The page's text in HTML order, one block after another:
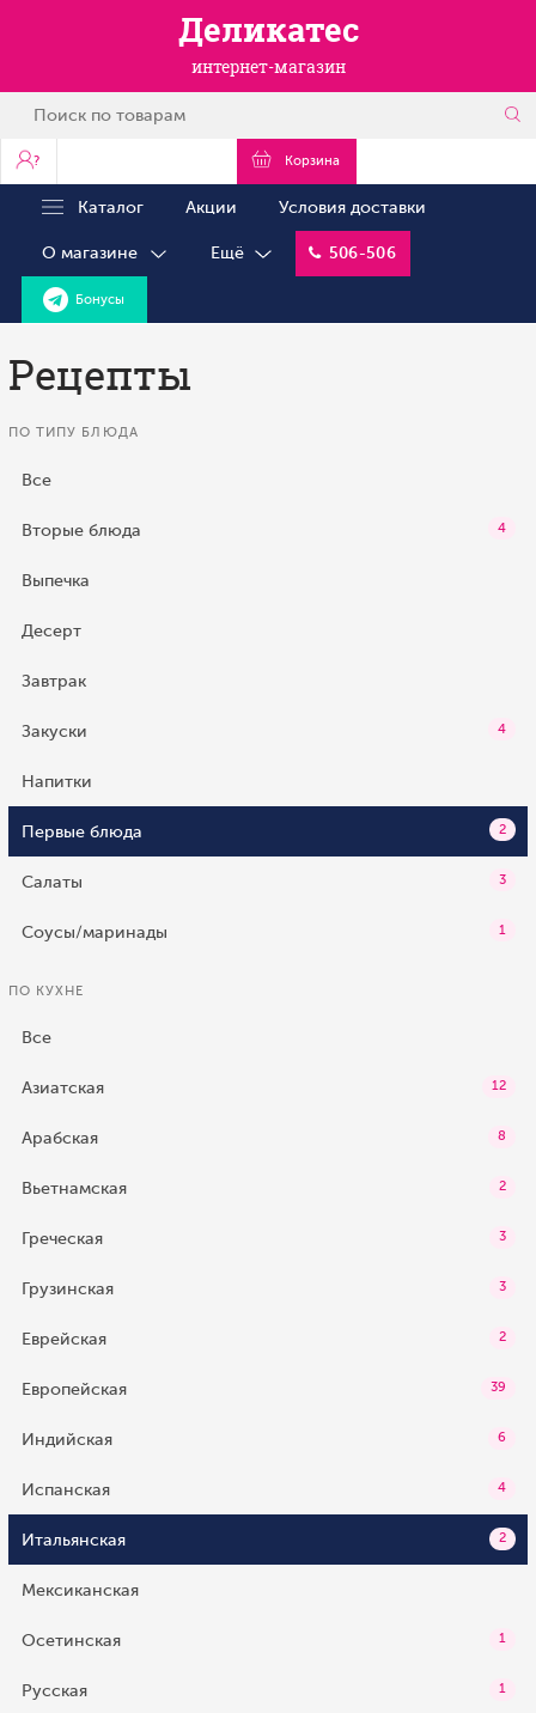
Деликатес
интернет-магазин
? Корзина
Каталог Акции Условия доставки
О магазине Ещё 506-506
Бонусы
Рецепты
ПО ТИПУ БЛЮДА
Все
Вторые блюда 4
Выпечка
Десерт
Завтрак
Закуски 4
Напитки
Первые блюда 2
Салаты 3
Соусы/маринады 1
ПО КУХНЕ
Все
Азиатская 12
Арабская 8
Вьетнамская 2
Греческая 3
Грузинская 3
Еврейская 2
Европейская 39
Индийская 6
Испанская 4
Итальянская 2
Мексиканская
Осетинская 1
Русская 1